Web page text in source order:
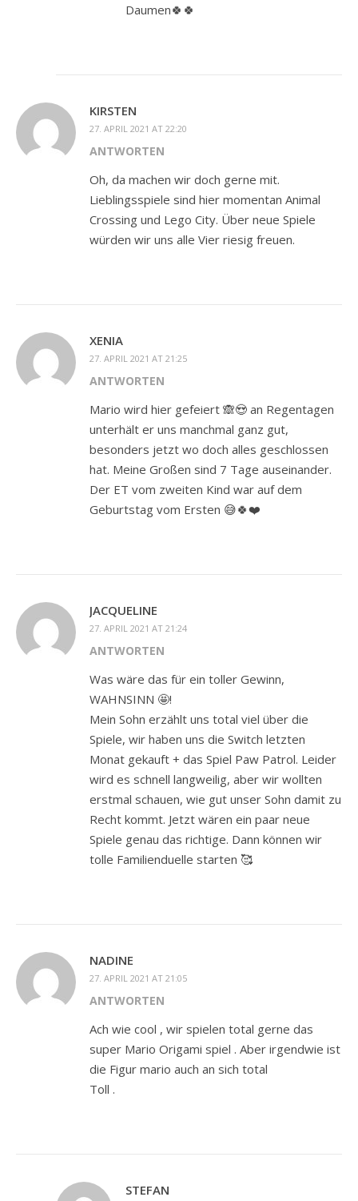
Daumen🍀🍀
KIRSTEN
27. APRIL 2021 AT 22:20
ANTWORTEN
Oh, da machen wir doch gerne mit.
Lieblingsspiele sind hier momentan Animal
Crossing und Lego City. Über neue Spiele
würden wir uns alle Vier riesig freuen.
XENIA
27. APRIL 2021 AT 21:25
ANTWORTEN
Mario wird hier gefeiert 🙈😍 an Regentagen
unterhält er uns manchmal ganz gut,
besonders jetzt wo doch alles geschlossen
hat. Meine Großen sind 7 Tage auseinander.
Der ET vom zweiten Kind war auf dem
Geburtstag vom Ersten 😅🍀❤️
JACQUELINE
27. APRIL 2021 AT 21:24
ANTWORTEN
Was wäre das für ein toller Gewinn,
WAHNSINN 🤩!
Mein Sohn erzählt uns total viel über die
Spiele, wir haben uns die Switch letzten
Monat gekauft + das Spiel Paw Patrol. Leider
wird es schnell langweilig, aber wir wollten
erstmal schauen, wie gut unser Sohn damit zu
Recht kommt. Jetzt wären ein paar neue
Spiele genau das richtige. Dann können wir
tolle Familienduelle starten 🥰
NADINE
27. APRIL 2021 AT 21:05
ANTWORTEN
Ach wie cool , wir spielen total gerne das
super Mario Origami spiel . Aber irgendwie ist
die Figur mario auch an sich total
Toll .
STEFAN